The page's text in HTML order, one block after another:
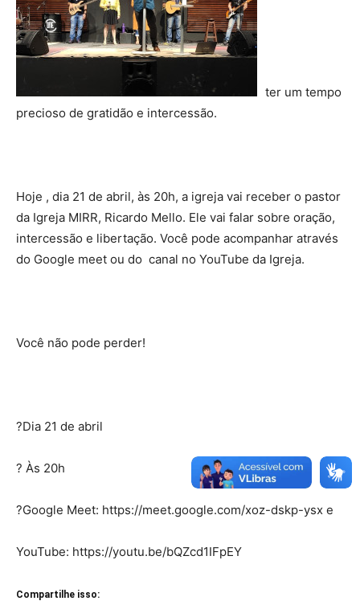
ter um tempo
precioso de gratidão e intercessão.
Hoje , dia 21 de abril, às 20h, a igreja vai receber o pastor
da Igreja MIRR, Ricardo Mello. Ele vai falar sobre oração,
intercessão e libertação. Você pode acompanhar através
do Google meet ou do canal no YouTube da Igreja.
Você não pode perder!
?Dia 21 de abril
? Às 20h
?Google Meet: https://meet.google.com/xoz-dskp-ysx e
YouTube: https://youtu.be/bQZcd1IFpEY
Compartilhe isso: